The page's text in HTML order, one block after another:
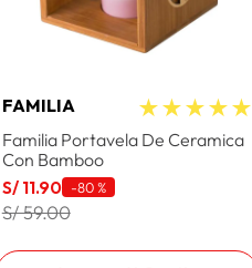
FAMILIA ★★★★★
Familia Portavela De Ceramica
Con Bamboo
S/ 11.90 -80 %
S/ 59.00